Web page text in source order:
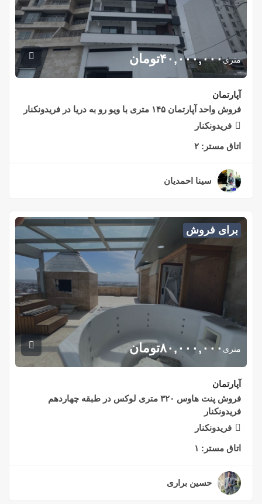
متری۴۰,۰۰۰,۰۰۰تومان
آپارتمان
فروش واحد آپارتمان ۱۴۵ متری با ویو رو به دریا در فریدونکنار
فریدونکنار
اتاق مستر: ۲
سینا احمدیان
برای فروش
متری ۸۰,۰۰۰,۰۰۰تومان
آپارتمان
فروش پنت هاوس ۳۲۰ متری لوکس در طبقه چهاردهم
فریدونکنار
فریدونکنار
اتاق مستر: ۱
حسین براری